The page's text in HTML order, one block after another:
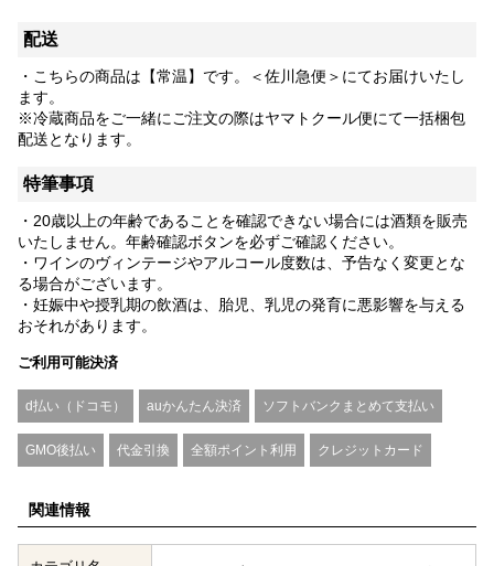
配送
・こちらの商品は【常温】です。＜佐川急便＞にてお届けいたし
ます。
※冷蔵商品をご一緒にご注文の際はヤマトクール便にて一括梱包
配送となります。
特筆事項
・20歳以上の年齢であることを確認できない場合には酒類を販売
いたしません。年齢確認ボタンを必ずご確認ください。
・ワインのヴィンテージやアルコール度数は、予告なく変更とな
る場合がございます。
・妊娠中や授乳期の飲酒は、胎児、乳児の発育に悪影響を与える
おそれがあります。
ご利用可能決済
d払い（ドコモ） auかんたん決済 ソフトバンクまとめて支払い
GMO後払い 代金引換 全額ポイント利用 クレジットカード
関連情報